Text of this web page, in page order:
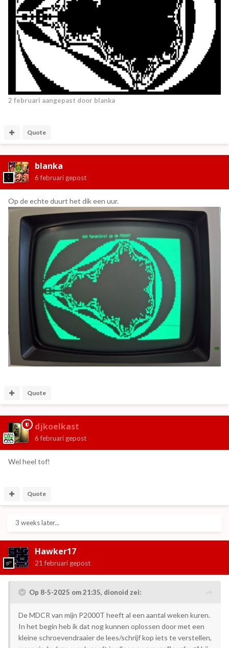
2 februari aangepast door blanka
Quote
blanka
6 februari gepost
Op de echte duurt het dik een uur.
Quote
djkoelkast
6 februari gepost
Wel heel tof!
Quote
3 weeks later...
Hawker17
21 februari gepost
Op 8-5-2025 om 21:35, dionoid zei:
De MDCR van mijn P2000T heeft al een aantal weken kuren.
In het begin heb ik dat nog kunnen oplossen door met een
kleine schroevendraaier de lees/schrijf kop iets te verstellen,